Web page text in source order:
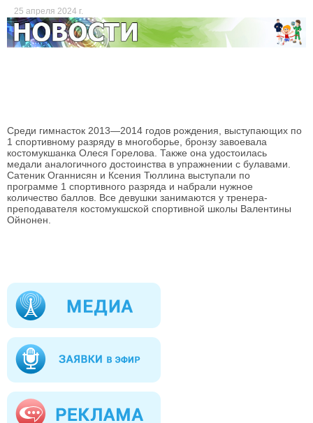
25 апреля 2024 г.
Среди гимнасток 2013—2014 годов рождения, выступающих по
1 спортивному разряду в многоборье, бронзу завоевала
костомукшанка Олеся Горелова. Также она удостоилась
медали аналогичного достоинства в упражнении с булавами.
Сатеник Оганнисян и Ксения Тюллина выступали по
программе 1 спортивного разряда и набрали нужное
количество баллов. Все девушки занимаются у тренера-
преподавателя костомукшской спортивной школы Валентины
Ойнонен.